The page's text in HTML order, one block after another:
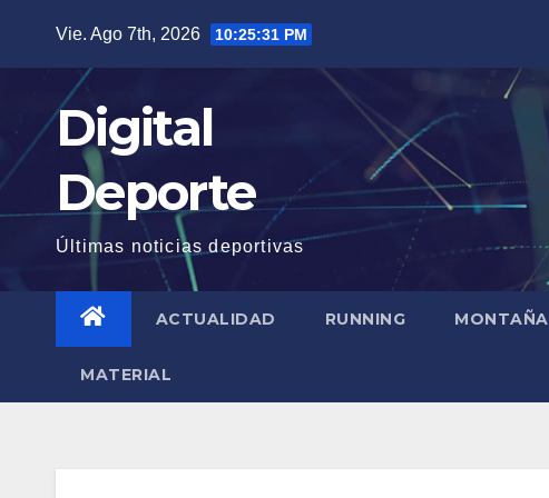
contenido
Vie. Ago 7th, 2026 10:25:31 PM
Digital
Deporte
Últimas noticias deportivas
ACTUALIDAD RUNNING MONTAÑA
MATERIAL